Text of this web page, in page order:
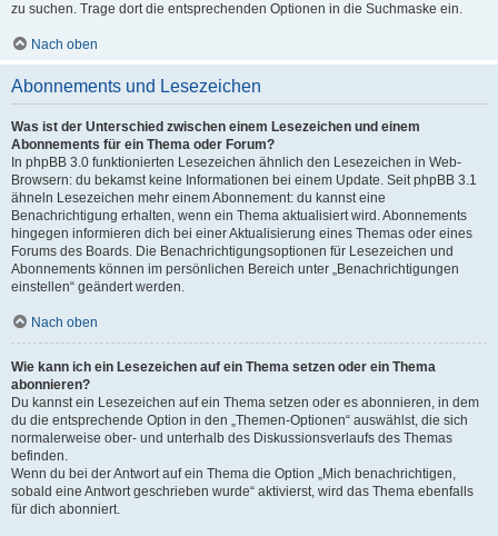
zu suchen. Trage dort die entsprechenden Optionen in die Suchmaske ein.
Nach oben
Abonnements und Lesezeichen
Was ist der Unterschied zwischen einem Lesezeichen und einem
Abonnements für ein Thema oder Forum?
In phpBB 3.0 funktionierten Lesezeichen ähnlich den Lesezeichen in Web-
Browsern: du bekamst keine Informationen bei einem Update. Seit phpBB 3.1
ähneln Lesezeichen mehr einem Abonnement: du kannst eine
Benachrichtigung erhalten, wenn ein Thema aktualisiert wird. Abonnements
hingegen informieren dich bei einer Aktualisierung eines Themas oder eines
Forums des Boards. Die Benachrichtigungsoptionen für Lesezeichen und
Abonnements können im persönlichen Bereich unter „Benachrichtigungen
einstellen“ geändert werden.
Nach oben
Wie kann ich ein Lesezeichen auf ein Thema setzen oder ein Thema
abonnieren?
Du kannst ein Lesezeichen auf ein Thema setzen oder es abonnieren, in dem
du die entsprechende Option in den „Themen-Optionen“ auswählst, die sich
normalerweise ober- und unterhalb des Diskussionsverlaufs des Themas
befinden.
Wenn du bei der Antwort auf ein Thema die Option „Mich benachrichtigen,
sobald eine Antwort geschrieben wurde“ aktivierst, wird das Thema ebenfalls
für dich abonniert.